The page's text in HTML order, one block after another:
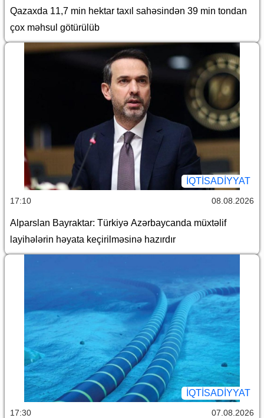
Qazaxda 11,7 min hektar taxıl sahəsindən 39 min tondan
çox məhsul götürülüb
İQTİSADİYYAT
17:10 08.08.2026
Alparslan Bayraktar: Türkiyə Azərbaycanda müxtəlif
layihələrin həyata keçirilməsinə hazırdır
İQTİSADİYYAT
17:30 07.08.2026